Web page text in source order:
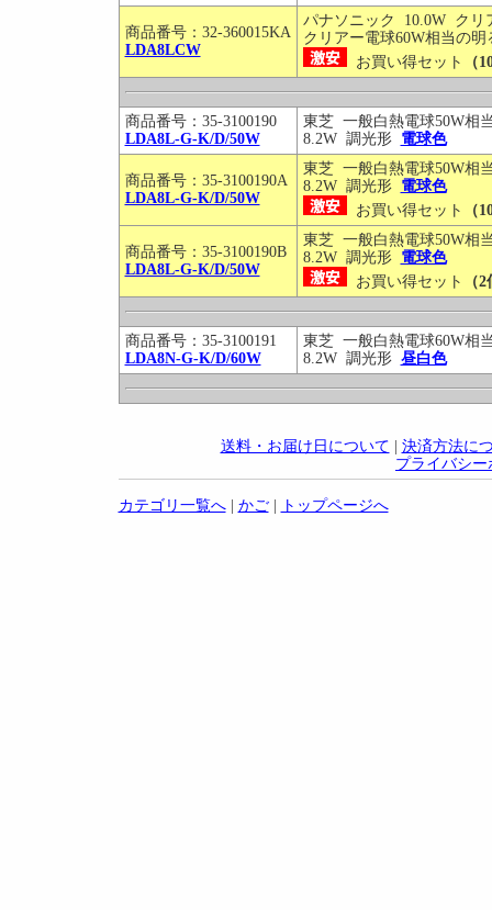
商品番号：32-360015KA
LDA8LCW
パナソニック 10.0W クリ
クリアー電球60W相当の明
お買い得セット
（
商品番号：35-3100190
LDA8L-G-K/D/50W
東芝 一般白熱電球50W相
8.2W 調光形 電球色
商品番号：35-3100190A
LDA8L-G-K/D/50W
東芝 一般白熱電球50W相
8.2W 調光形 電球色
お買い得セット
（
商品番号：35-3100190B
LDA8L-G-K/D/50W
東芝 一般白熱電球50W相
8.2W 調光形 電球色
お買い得セット
（
商品番号：35-3100191
LDA8N-G-K/D/60W
東芝 一般白熱電球60W相
8.2W 調光形 昼白色
送料・お届け日について
決済方法に
プライバシー
カテゴリ一覧へ| かご| トップページへ